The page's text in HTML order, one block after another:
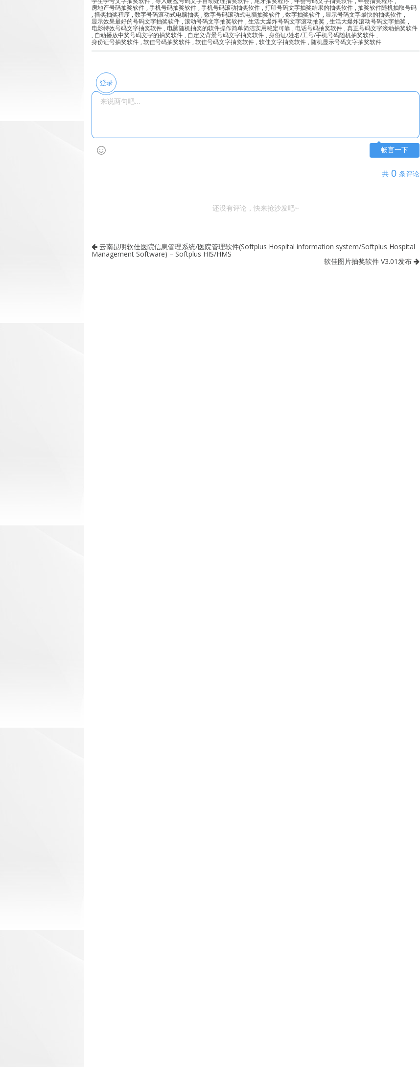
房地产号码抽奖软件 , 手机号码抽奖软件 , 手机号码滚动抽奖软件 , 打印号码文字抽奖结果的抽奖软件 , 抽奖软件随机抽取号码
, 摇奖抽奖程序 , 数字号码滚动式电脑抽奖 , 数字号码滚动式电脑抽奖软件 , 数字抽奖软件 , 显示号码文字最快的抽奖软件 ,
显示效果最好的号码文字抽奖软件 , 滚动号码文字抽奖软件 , 生活大爆炸号码文字滚动抽奖 , 生活大爆炸滚动号码文字抽奖 ,
电影特效号码文字抽奖软件 , 电脑随机抽奖的软件操作简单简洁实用稳定可靠 , 电话号码抽奖软件 , 真正号码文字滚动抽奖软件
, 自动播放中奖号码文字的抽奖软件 , 自定义背景号码文字抽奖软件 , 身份证/姓名/工号/手机号码随机抽奖软件 ,
身份证号抽奖软件 , 软佳号码抽奖软件 , 软佳号码文字抽奖软件 , 软佳文字抽奖软件 , 随机显示号码文字抽奖软件
登录
畅言一下
共 0 条评论
还没有评论，快来抢沙发吧~
云南昆明软佳医院信息管理系统/医院管理软件(Softplus Hospital information system/Softplus Hospital
Management Software) – Softplus HIS/HMS
软佳图片抽奖软件 V3.01发布